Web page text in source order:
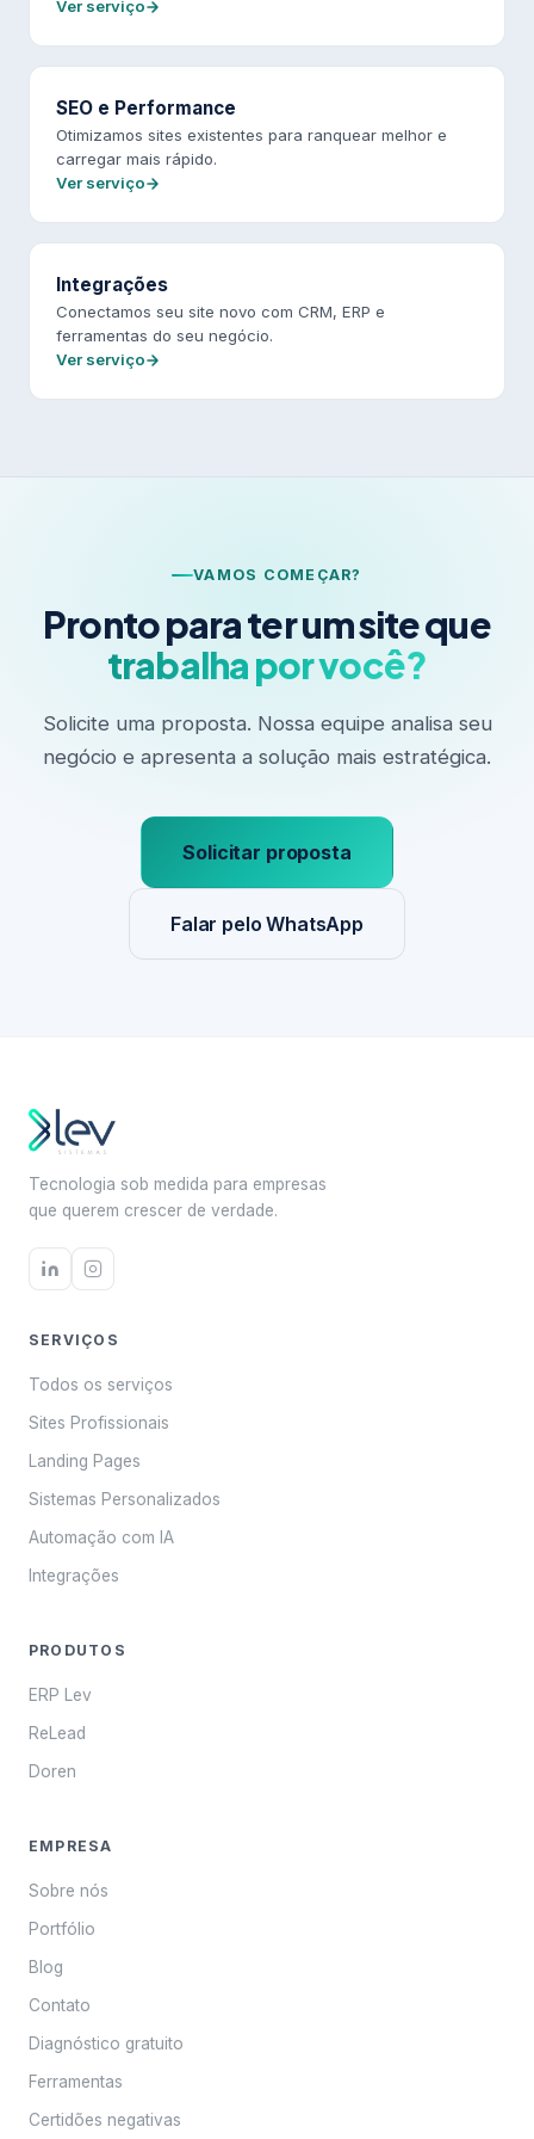
Ver serviço
SEO e Performance
Otimizamos sites existentes para ranquear melhor e
carregar mais rápido.
Ver serviço
Integrações
Conectamos seu site novo com CRM, ERP e
ferramentas do seu negócio.
Ver serviço
VAMOS COMEÇAR?
Pronto para ter um site que
trabalha por você?
Solicite uma proposta. Nossa equipe analisa seu
negócio e apresenta a solução mais estratégica.
Solicitar proposta
Falar pelo WhatsApp
Tecnologia sob medida para empresas
que querem crescer de verdade.
SERVIÇOS
Todos os serviços
Sites Profissionais
Landing Pages
Sistemas Personalizados
Automação com IA
Integrações
PRODUTOS
ERP Lev
ReLead
Doren
EMPRESA
Sobre nós
Portfólio
Blog
Contato
Diagnóstico gratuito
Ferramentas
Certidões negativas